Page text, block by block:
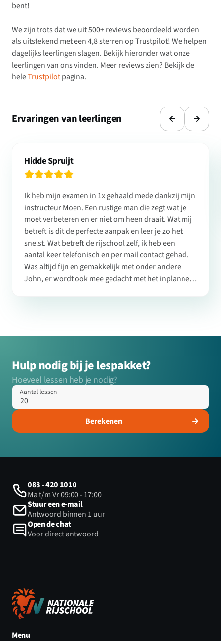
bent!
We zijn trots dat we uit 500+ reviews beoordeeld worden
als uitstekend met een 4,8 sterren op Trustpilot! We helpen
dagelijks leerlingen slagen. Bekijk hieronder wat onze
leerlingen van ons vinden. Meer reviews zien? Bekijk de
heleTrustpilotpagina.
Ervaringen van leerlingen
Hidde Spruijt
Ik heb mijn examen in 1x gehaald mede dankzij mijn
instructeur Moen. Een rustige man die zegt wat je
moet verbeteren en er niet om heen draait. Wat mij
betreft is dit de perfecte aanpak en leer je zo het
snelst. Wat betreft de rijschool zelf, ik heb een
aantal keer telefonisch en per mail contact gehad.
Was altijd fijn en gemakkelijk met onder andere
John, er wordt ook mee gedacht met het inplannen
Hulp nodig bij je lespakket?
Hoeveel lessen heb je nodig?
Aantal lessen
Berekenen
088 - 420 1010
Ma t/m Vr 09:00 - 17:00
Stuur een e-mail
Antwoord binnen 1 uur
Open de chat
Voor direct antwoord
Menu